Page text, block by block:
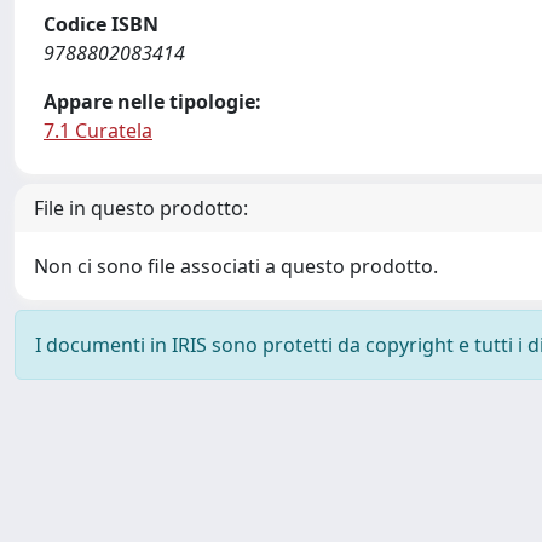
Codice ISBN
9788802083414
Appare nelle tipologie:
7.1 Curatela
File in questo prodotto:
Non ci sono file associati a questo prodotto.
I documenti in IRIS sono protetti da copyright e tutti i